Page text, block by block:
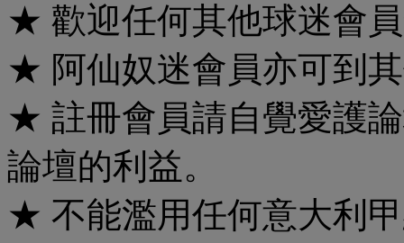
★ 歡迎任何其他球迷會
★ 阿仙奴迷會員亦可到
★ 註冊會員請自覺愛護
論壇的利益。
★ 不能濫用任何意大利